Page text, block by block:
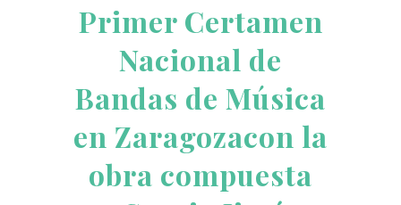
Primer Certamen
Nacional de
Bandas de Música
en Zaragozacon la
obra compuesta